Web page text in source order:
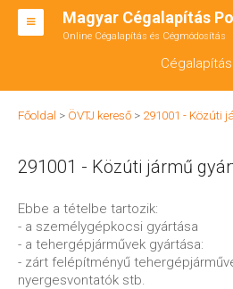
Magyar Cégalapítás
Online Cégalapítás és Cégmódosítás
BT ALAPÍTÁS
CÉGMÓDOSÍTÁS
ÁTALAKULÁS
TEÁOR SZÁMOK '08
ENGEDÉLYKÖTELES
Főoldal > ÖVTJ kereső > 291001 - Közúti
291001 - Közúti jármű
Ebbe a tételbe tartozik:
- a személygépkocsi gyártása
- a tehergépjárművek gyártása:
- zárt felépítményű
nyergesvontatók stb.